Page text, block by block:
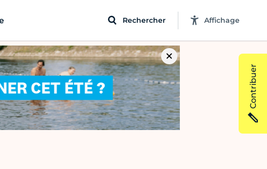
Rechercher Affichage
Contribuer